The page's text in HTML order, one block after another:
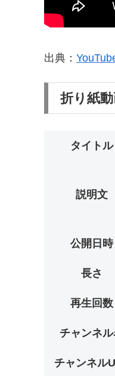
出典：
折り紙
タイトル
説明文
公開日時
長さ
再生回数
チャンネル
チャンネル